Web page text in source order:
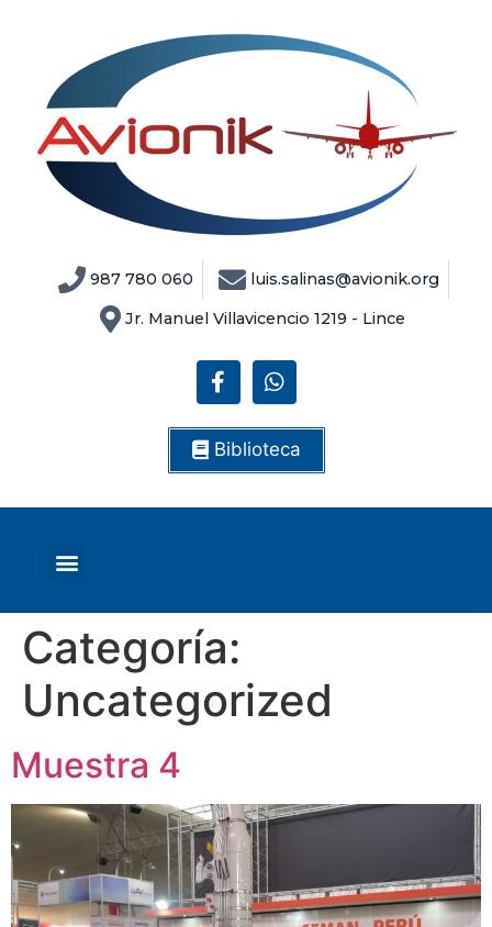
987 780 060
luis.salinas@avionik.org
Jr. Manuel Villavicencio 1219 - Lince
Biblioteca
Categoría:
Uncategorized
Muestra 4